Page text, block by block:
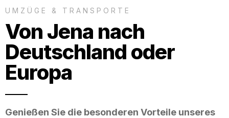
UMZÜGE & TRANSPORTE
Von Jena nach
Deutschland oder
Europa
Genießen Sie die besonderen Vorteile unseres